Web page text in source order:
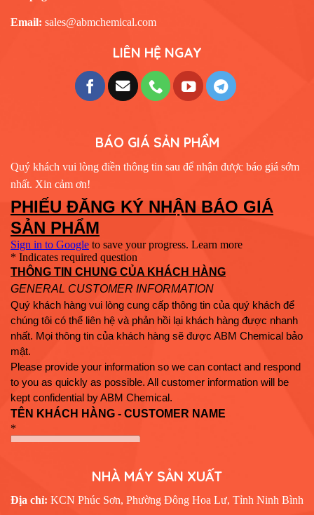
Email: sales@abmchemical.com
LIÊN HỆ NGAY
BÁO GIÁ SẢN PHẨM
Quý khách vui lòng điền thông tin sau để nhận được báo giá sớm
nhất. Xin cảm ơn!
NHÀ MÁY SẢN XUẤT
Địa chỉ: KCN Phúc Sơn, Phường Đông Hoa Lư, Tỉnh Ninh Bình